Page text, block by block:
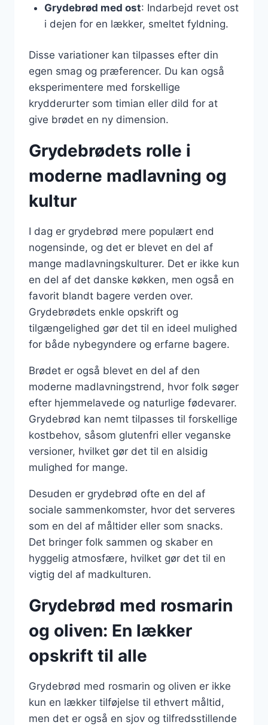
Grydebrød med ost: Indarbejd revet ost
i dejen for en lækker, smeltet fyldning.
Disse variationer kan tilpasses efter din
egen smag og præferencer. Du kan også
eksperimentere med forskellige
krydderurter som timian eller dild for at
give brødet en ny dimension.
Grydebrødets rolle i
moderne madlavning og
kultur
I dag er grydebrød mere populært end
nogensinde, og det er blevet en del af
mange madlavningskulturer. Det er ikke kun
en del af det danske køkken, men også en
favorit blandt bagere verden over.
Grydebrødets enkle opskrift og
tilgængelighed gør det til en ideel mulighed
for både nybegyndere og erfarne bagere.
Brødet er også blevet en del af den
moderne madlavningstrend, hvor folk søger
efter hjemmelavede og naturlige fødevarer.
Grydebrød kan nemt tilpasses til forskellige
kostbehov, såsom glutenfri eller veganske
versioner, hvilket gør det til en alsidig
mulighed for mange.
Desuden er grydebrød ofte en del af
sociale sammenkomster, hvor det serveres
som en del af måltider eller som snacks.
Det bringer folk sammen og skaber en
hyggelig atmosfære, hvilket gør det til en
vigtig del af madkulturen.
Grydebrød med rosmarin
og oliven: En lækker
opskrift til alle
Grydebrød med rosmarin og oliven er ikke
kun en lækker tilføjelse til ethvert måltid,
men det er også en sjov og tilfredsstillende